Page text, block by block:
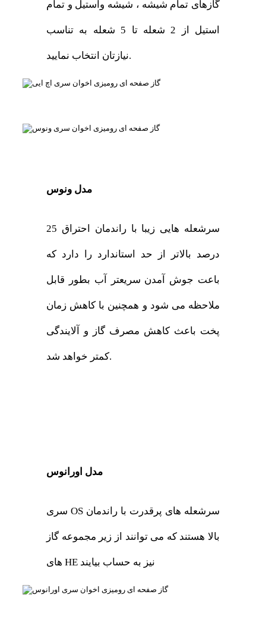
گازهای تمام شیشه ، شیشه واستیل و تمام
استیل از 2 شعله تا 5 شعله به تناسب
نیازتان انتخاب نمایید.
مدل ونوس
سرشعله هایی زیبا با راندمان احتراق 25
درصد بالاتر از حد استاندارد را دارد که
باعت جوش آمدن سریعتر آب بطور قابل
ملاحظه می شود و همچنین با کاهش زمان
پخت باعث کاهش مصرف گاز و آلایندگی
کمتر خواهد شد.
مدل اورانوس
سری OS سرشعله های پرقدرت با راندمان
بالا هستند که می توانند از زیر مجموعه گاز
های HE نیز به حساب بیایند